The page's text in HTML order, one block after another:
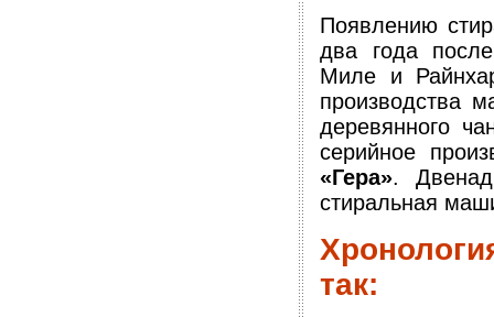
Появлению
два года
Миле и
производства
деревянного
серийное
«Гера».
стиральная
так: